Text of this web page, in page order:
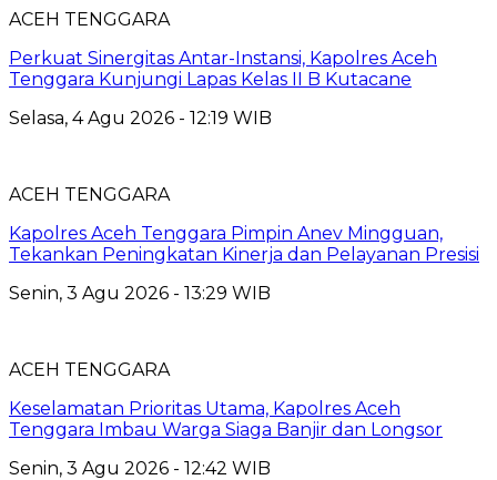
ACEH TENGGARA
Perkuat Sinergitas Antar-Instansi, Kapolres Aceh
Tenggara Kunjungi Lapas Kelas II B Kutacane
Selasa, 4 Agu 2026 - 12:19 WIB
ACEH TENGGARA
Kapolres Aceh Tenggara Pimpin Anev Mingguan,
Tekankan Peningkatan Kinerja dan Pelayanan Presisi
Senin, 3 Agu 2026 - 13:29 WIB
ACEH TENGGARA
Keselamatan Prioritas Utama, Kapolres Aceh
Tenggara Imbau Warga Siaga Banjir dan Longsor
Senin, 3 Agu 2026 - 12:42 WIB